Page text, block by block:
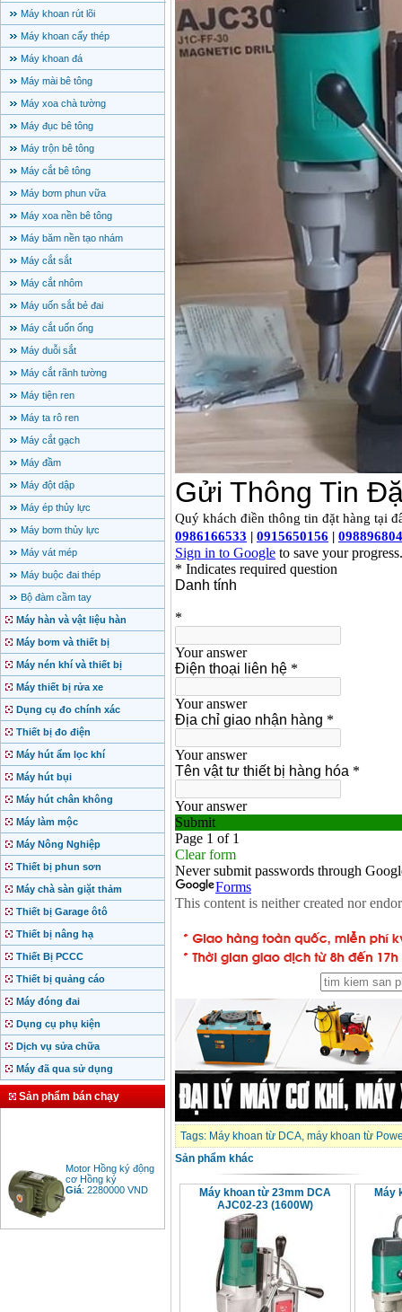
Máy khoan rút lõi
Máy khoan cấy thép
Máy khoan đá
Máy mài bê tông
Máy xoa chà tường
Máy đục bê tông
Máy trộn bê tông
Máy cắt bê tông
Máy bơm phun vữa
Máy xoa nền bê tông
Máy băm nền tạo nhám
Máy cắt sắt
Máy cắt nhôm
Máy uốn sắt bẻ đai
Máy cắt uốn ống
Máy duỗi sắt
Máy cắt rãnh tường
Máy tiện ren
Máy ta rô ren
Máy cắt gạch
Máy đầm
Máy đột dập
Máy ép thủy lực
Máy bơm thủy lực
Máy vát mép
Máy buộc đai thép
Bộ đàm cầm tay
Máy hàn và vật liệu hàn
Máy bơm và thiết bị
Máy nén khí và thiết bị
Máy thiết bị rửa xe
Dụng cụ đo chính xác
Thiết bị đo điện
Máy hút ẩm lọc khí
Máy hút bụi
Máy hút chân không
Máy làm mộc
Máy Nông Nghiệp
Thiết bị phun sơn
Máy chà sàn giặt thảm
Thiết bị Garage ôtô
Thiết bị nâng hạ
Thiết Bị PCCC
Thiết bị quảng cáo
Máy đóng đai
Dụng cụ phụ kiện
Dịch vụ sửa chữa
Máy đã qua sử dụng
Sản phẩm bán chạy
Motor Hồng ký động
cơ Hồng ký
Giá:2280000
Tags: Máy khoan từ DCA, máy khoan từ
Sản phẩm khác
Máy khoan từ 23mm DCA
AJC02-23 (1600W)
Máy